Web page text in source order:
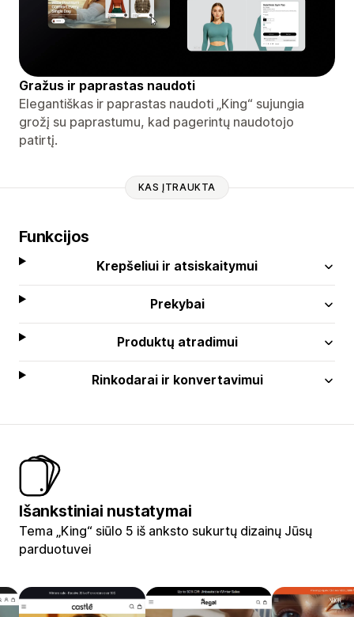
Gražus ir paprastas naudoti
Elegantiškas ir paprastas naudoti „King“ sujungia
grožį su paprastumu, kad pagerintų naudotojo
patirtį.
KAS ĮTRAUKTA
Funkcijos
Krepšeliui ir atsiskaitymui
Prekybai
Produktų atradimui
Rinkodarai ir konvertavimui
Išankstiniai nustatymai
Tema „King“ siūlo 5 iš anksto sukurtų dizainų Jūsų
parduotuvei